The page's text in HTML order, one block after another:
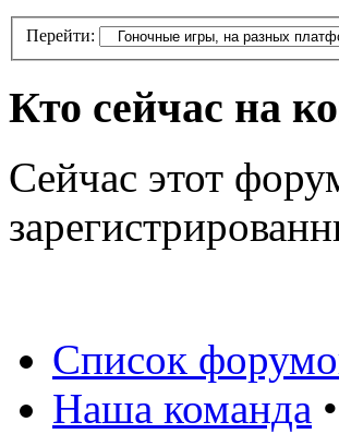
Перейти:
Кто сейчас на
Сейчас этот
Список
Наша команда •